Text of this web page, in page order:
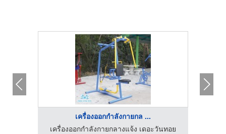
เครื่องออกกำลังกายกล ...
เครื่องออกกำลังกายกลางแจ้ง เดอะวันทอย